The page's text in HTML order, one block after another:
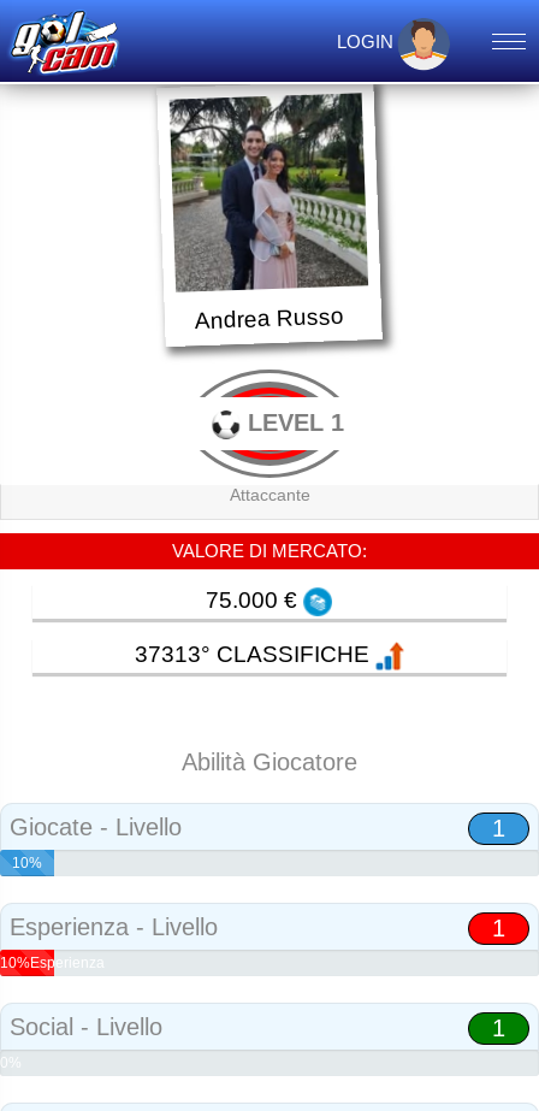
LOGIN
Andrea Russo
LEVEL 1
Attaccante
VALORE DI MERCATO:
75.000 €
37313° CLASSIFICHE
Abilità Giocatore
Giocate - Livello 1
10%
Esperienza - Livello 1
10%Esperienza
Social - Livello 1
0%